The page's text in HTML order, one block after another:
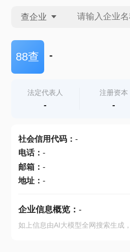
查企业
查企业
查产地
88查 -
法定代表人
-
注册资本
-
社会信用代码： -
电话： -
邮箱： -
地址： -
企业信息概览： -
如上信息由AI大模型全网搜索生成